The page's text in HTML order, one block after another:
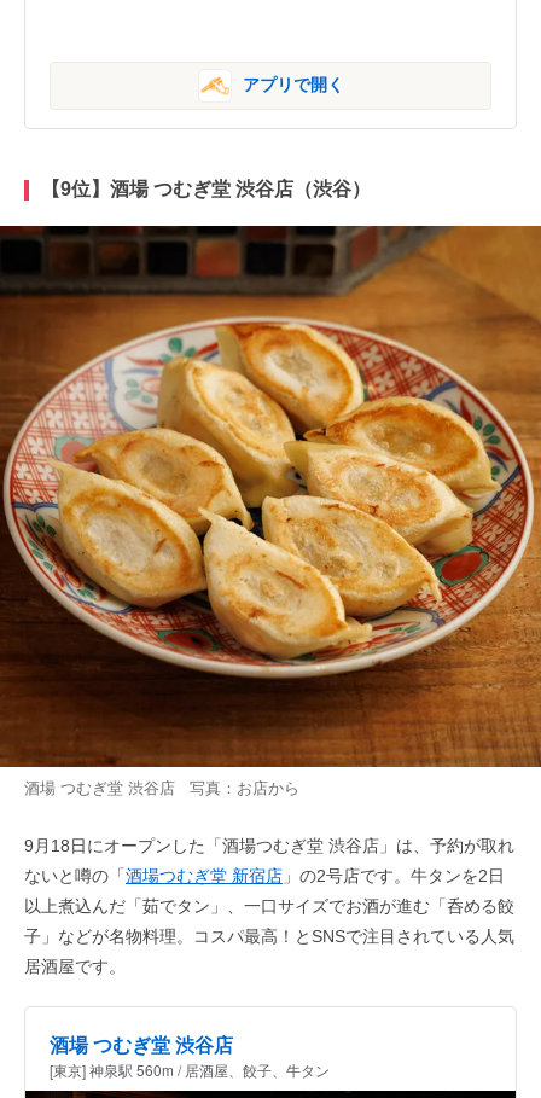
アプリで開く
【9位】酒場 つむぎ堂 渋谷店（渋谷）
酒場 つむぎ堂 渋谷店 写真：お店から
9月18日にオープンした「酒場つむぎ堂 渋谷店」は、予約が取れ
ないと噂の「酒場つむぎ堂 新宿店 」の2号店です。牛タンを2日
以上煮込んだ「茹でタン」、一口サイズでお酒が進む「呑める餃
子」などが名物料理。コスパ最高！とSNSで注目されている人気
居酒屋です。
酒場 つむぎ堂 渋谷店
[東京] 神泉駅 560m / 居酒屋、餃子、牛タン